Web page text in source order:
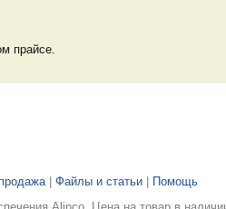
прайсе.
| Файлы и статьи
Помощь